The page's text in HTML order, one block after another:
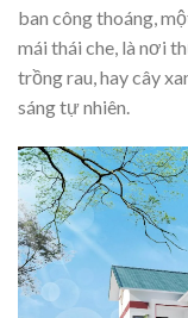
ban công thoáng,
mái thái che, là nơi
trồng rau, hay cây
sáng tự nhiên.